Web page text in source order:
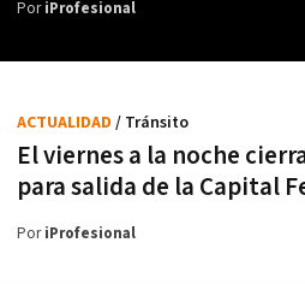
PoriProfesional
El viernes a la noche
para salida de la Capital
ACTUALIDAD / Tránsito
PoriProfesional